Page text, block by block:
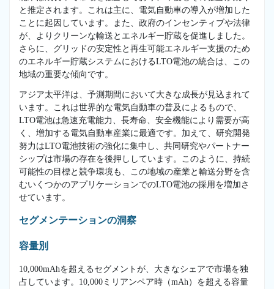
と推定されます。これは主に、電気自動車の導入が増加した
ことに起因しています。また、政府のインセンティブや法律
が、よりクリーンな輸送とエネルギー貯蔵を促進しました。
さらに、グリッドの安定性と再生可能エネルギー支援のため
のエネルギー貯蔵システムにおけるLTO電池の統合は、この
地域の重要な傾向です。
アジア太平洋は、予測期間において大きな成長が見込まれて
います。これは世界的な電気自動車の普及によるもので、
LTO電池は急速充電能力、長寿命、安全機能により需要が高
く、増加する電気自動車産業に最適です。加えて、研究開発
努力はLTO電池技術の強化に集中し、共同研究やパートナー
シップは市場の存在を後押ししています。このように、持続
可能性の目標と競争環境も、この地域の産業と輸送分野を含
むいくつかのアプリケーションでのLTO電池の採用を増加さ
せています。
セグメンテーションの洞察
容量別
10,000mAhを超えるセグメントが、大きなシェアで市場を独
占しています。10,000ミリアンペア時（mAh）を超える容量